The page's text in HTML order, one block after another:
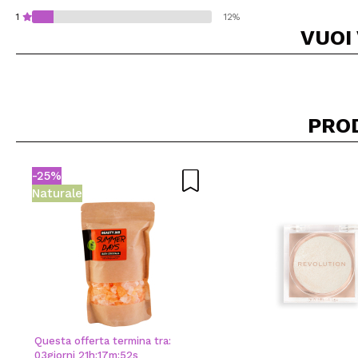
1 12%
VUOI
-25%
Naturale
Questa offerta termina tra:
03giorni 21h:17m:51s